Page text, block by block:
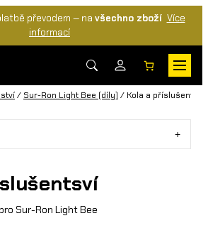
převodem — na všechno zboží Více
informací
/ Sur-Ron Light Bee (díly) / Kola a příslušentsví
Sur-Ron Light Bee